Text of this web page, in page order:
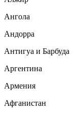
Ангола
Андорра
Антигуа и Барбуда
Аргентина
Армения
Афганистан